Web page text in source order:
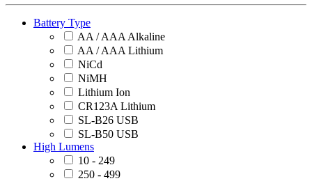
Battery Type
AA / AAA Alkaline
AA / AAA Lithium
NiCd
NiMH
Lithium Ion
CR123A Lithium
SL-B26 USB
SL-B50 USB
High Lumens
10 - 249
250 - 499